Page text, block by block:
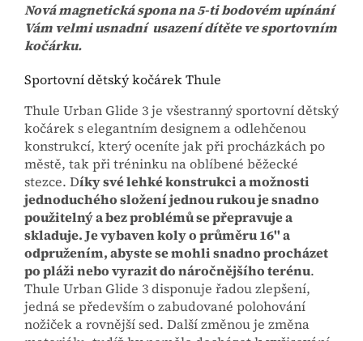
Nová magnetická spona na 5-ti bodovém upínání
Vám velmi usnadní usazení dítěte ve sportovním
kočárku.
Sportovní dětský kočárek Thule
Thule Urban Glide 3 je všestranný sportovní dětský
kočárek s elegantním designem a odlehčenou
konstrukcí, který oceníte jak při procházkách po
městě, tak při tréninku na oblíbené běžecké
stezce. Díky své lehké konstrukci a možnosti
jednoduchého složení jednou rukou je snadno
použitelný a bez problémů se přepravuje a
skladuje. Je vybaven koly o průměru 16'' a
odpružením, abyste se mohli snadno procházet
po pláži nebo vyrazit do náročnějšího terénu.
Thule Urban Glide 3 disponuje řadou zlepšení,
jedná se především o zabudované polohování
nožiček a rovnější sed. Další změnou je změna